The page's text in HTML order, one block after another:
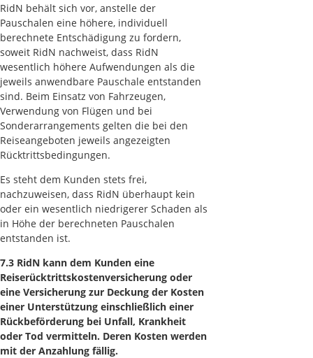
RidN behält sich vor, anstelle der
Pauschalen eine höhere, individuell
berechnete Entschädigung zu fordern,
soweit RidN nachweist, dass RidN
wesentlich höhere Aufwendungen als die
jeweils anwendbare Pauschale entstanden
sind. Beim Einsatz von Fahrzeugen,
Verwendung von Flügen und bei
Sonderarrangements gelten die bei den
Reiseangeboten jeweils angezeigten
Rücktrittsbedingungen.
Es steht dem Kunden stets frei,
nachzuweisen, dass RidN überhaupt kein
oder ein wesentlich niedrigerer Schaden als
in Höhe der berechneten Pauschalen
entstanden ist.
7.3 RidN kann dem Kunden eine
Reiserücktrittskostenversicherung oder
eine Versicherung zur Deckung der Kosten
einer Unterstützung einschließlich einer
Rückbeförderung bei Unfall, Krankheit
oder Tod vermitteln. Deren Kosten werden
mit der Anzahlung fällig.